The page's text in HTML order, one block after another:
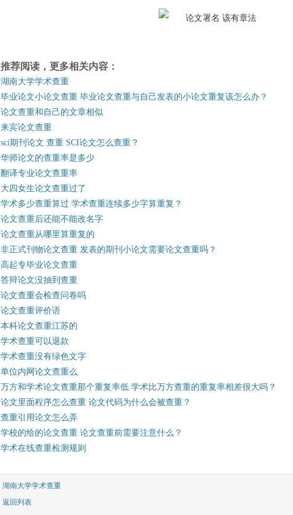
推荐阅读，更多相关内容：
湖南大学学术查重
毕业论文小论文查重 毕业论文查重与自己发表的小论文重复该怎么办？
论文查重和自己的文章相似
来宾论文查重
sci期刊论文 查重 SCI论文怎么查重？
华师论文的查重率是多少
翻译专业论文查重率
大四女生论文查重过了
学术多少查重算过 学术查重连续多少字算重复？
论文查重后还能不能改名字
论文查重从哪里算重复的
非正式刊物论文查重 发表的期刊小论文需要论文查重吗？
高起专毕业论文查重
答辩论文没抽到查重
论文查重会检查问卷吗
论文查重评价语
本科论文查重江苏的
学术查重可以退款
学术查重没有绿色文字
单位内网论文查重么
万方和学术论文查重那个重复率低 学术比万方查重的重复率相差很大吗？
论文里面程序怎么查重 论文代码为什么会被查重？
查重引用论文怎么弄
学校的给的论文查重 论文查重前需要注意什么？
学术在线查重检测规则
湖南大学学术查重
返回列表